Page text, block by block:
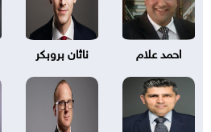
احمد علام ناثان بروبكر